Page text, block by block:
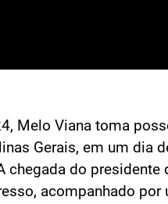
Melo Viana toma
Gerais, em um dia
chegada do presidente
acompanhado por